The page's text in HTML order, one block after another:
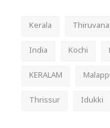
Kerala
India Kochi
KERALAM
Thrissur Idukki